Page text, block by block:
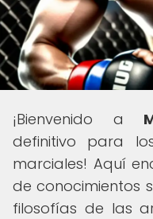
¡Bienvenido a
definitivo para
marciales! Aquí
de conocimientos
filosofías de las